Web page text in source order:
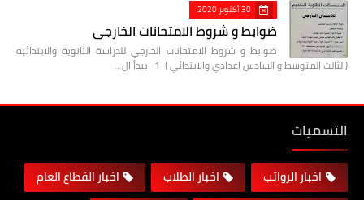
30 أكتوبر 2020
ضوابط و شروط الامتحانات الخارجي
ضوابط و شروط الامتحانات الخارجي للدراسة الثانوية والابتدائيه
(الثالث المتوسط و السادس اعدادي والابتدائي ) 1- يبدأ ال…
التسميات
اخبار الرواتب اخبار الطلاب
اخبار القطاع العام